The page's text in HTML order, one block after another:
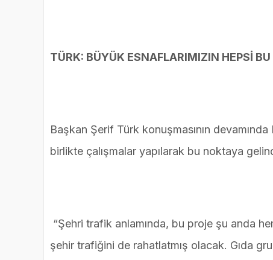
TÜRK: BÜYÜK ESNAFLARIMIZIN HEPSİ
Başkan Şerif Türk konuşmasının
birlikte çalışmalar yapılarak bu noktaya
“Şehri trafik anlamında, bu proje şu anda
şehir trafiğini de rahatlatmış olacak. Gıda